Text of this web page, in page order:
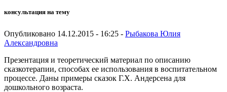
консультация на тему
Опубликовано 14.12.2015 - 16:25 - Рыбакова Юлия
Александровна
Презентация и теоретический материал по описанию
сказкотерапии, способах ее использования в воспитательном
процессе. Даны примеры сказок Г.Х. Андерсена для
дошкольного возраста.